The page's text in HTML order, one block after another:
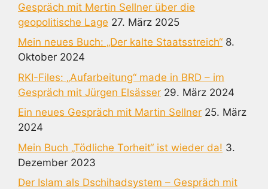
Gespräch mit Mertin Sellner über die
geopolitische Lage 27. März 2025
Mein neues Buch: „Der kalte Staatsstreich“ 8.
Oktober 2024
RKI-Files: „Aufarbeitung“ made in BRD – im
Gespräch mit Jürgen Elsässer 29. März 2024
Ein neues Gespräch mit Martin Sellner 25. März
2024
Mein Buch „Tödliche Torheit“ ist wieder da! 3.
Dezember 2023
Der Islam als Dschihadsystem – Gespräch mit